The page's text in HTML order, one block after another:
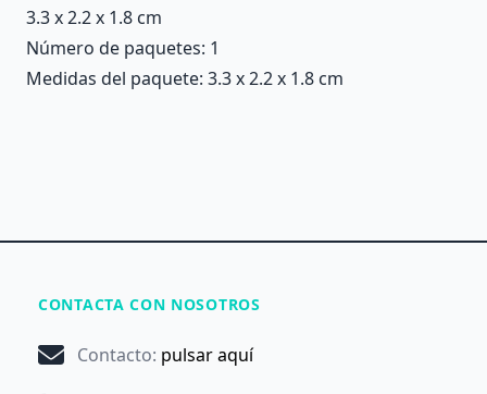
3.3 x 2.2 x 1.8 cm
Número de paquetes: 1
Medidas del paquete: 3.3 x 2.2 x 1.8 cm
CONTACTA CON NOSOTROS
Contacto: pulsar aquí